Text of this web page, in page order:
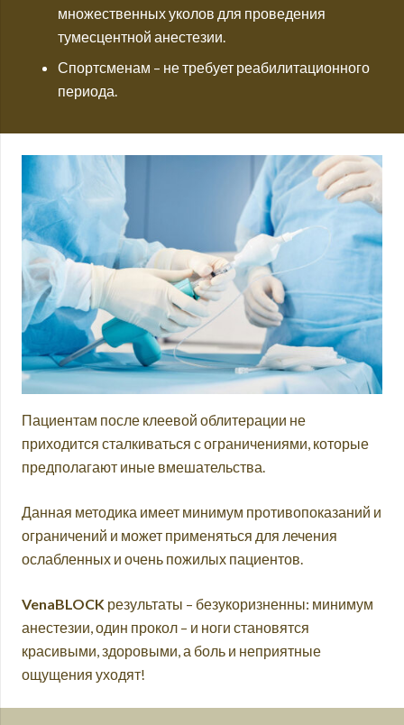
множественных уколов для проведения
тумесцентной анестезии.
Спортсменам – не требует реабилитационного
периода.
Пациентам после клеевой облитерации не
приходится сталкиваться с ограничениями, которые
предполагают иные вмешательства.
Данная методика имеет минимум противопоказаний и
ограничений и может применяться для лечения
ослабленных и очень пожилых пациентов.
VenaBLOCK результаты – безукоризненны: минимум
анестезии, один прокол – и ноги становятся
красивыми, здоровыми, а боль и неприятные
ощущения уходят!